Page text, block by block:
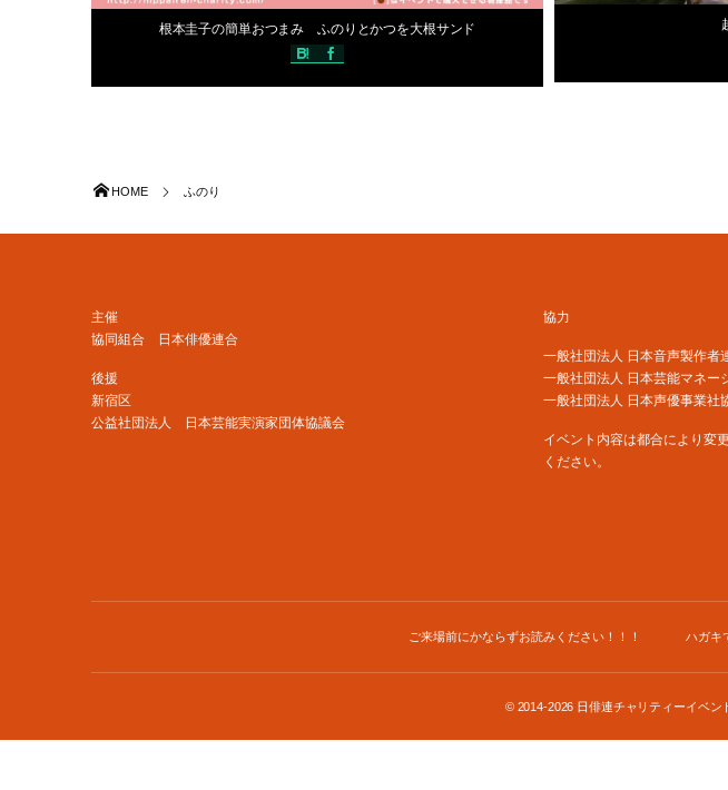
根本圭子の簡単おつまみ ふのりとかつを大根サンド
HOME ふのり
主催
協同組合 日本俳優連合
後援
新宿区
公益社団法人 日本芸能実演家団体協議会
協力
一般社団法人 日本音声製作者
一般社団法人 日本芸能マネー
一般社団法人 日本声優事業社
イベント内容は都合により変
ください。
ご来場前にかならずお読みください！！！ ハガキ
© 2014-2026 日俳連チャリティーイベ